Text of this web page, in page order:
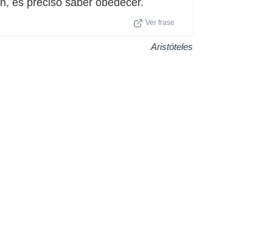
es preciso saber obedecer.
Ver frase
Aristóteles